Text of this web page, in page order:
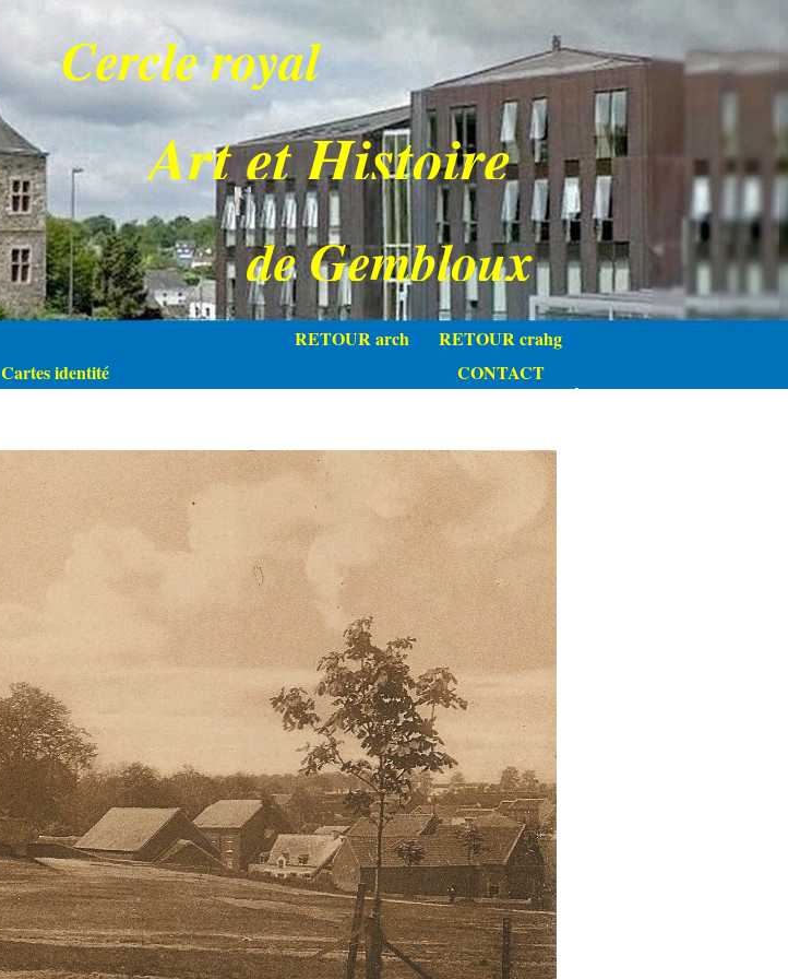
de Gembloux
Art et Histoire
Cercle royal
RETOUR arch
RETOUR crahg
Cartes identité
CONTACT